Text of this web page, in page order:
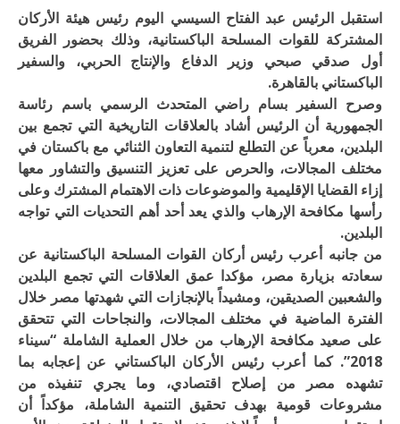
هيئة
الأركان
المشتركة
للقوات
المسلحة
مغلقة
استقبل الرئيس عبد الفتاح السيسي اليوم رئيس هيئة الأركان
المشتركة للقوات المسلحة الباكستانية، وذلك بحضور الفريق
أول صدقي صبحي وزير الدفاع والإنتاج الحربي، والسفير
الباكستاني بالقاهرة.
وصرح السفير بسام راضي المتحدث الرسمي باسم رئاسة
الجمهورية أن الرئيس أشاد بالعلاقات التاريخية التي تجمع بين
البلدين، معرباً عن التطلع لتنمية التعاون الثنائي مع باكستان في
مختلف المجالات، والحرص على تعزيز التنسيق والتشاور معها
إزاء القضايا الإقليمية والموضوعات ذات الاهتمام المشترك وعلى
رأسها مكافحة الإرهاب والذي يعد أحد أهم التحديات التي تواجه
البلدين.
من جانبه أعرب رئيس أركان القوات المسلحة الباكستانية عن
سعادته بزيارة مصر، مؤكدا عمق العلاقات التي تجمع البلدين
والشعبين الصديقين، ومشيداً بالإنجازات التي شهدتها مصر خلال
الفترة الماضية في مختلف المجالات، والنجاحات التي تتحقق
على صعيد مكافحة الإرهاب من خلال العملية الشاملة “سيناء
2018”. كما أعرب رئيس الأركان الباكستاني عن إعجابه بما
تشهده مصر من إصلاح اقتصادي، وما يجري تنفيذه من
مشروعات قومية بهدف تحقيق التنمية الشاملة، مؤكداً أن